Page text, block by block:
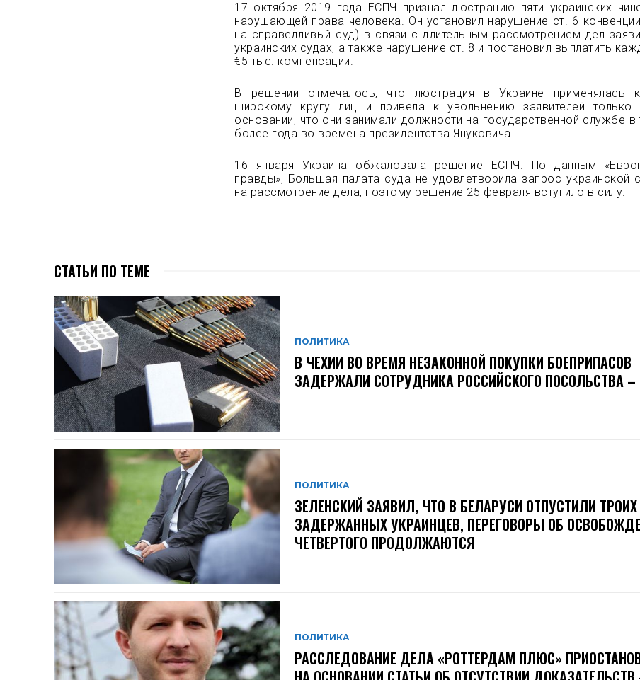
17 октября 2019 года ЕСПЧ признал люстрацию пяти украинских
нарушающей права человека. Он установил нарушение ст. 6
на справедливый суд) в связи с длительным рассмотрением дел
украинских судах, а также нарушение ст. 8 и постановил выплатить
€5 тыс. компенсации.
В решении отмечалось, что люстрация в Украине применялась
широкому кругу лиц и привела к увольнению заявителей
основании, что они занимали должности на государственной службе в
более года во времена президентства Януковича.
16 января Украина обжаловала решение ЕСПЧ. По данным
правды», Большая палата суда не удовлетворила запрос украинской
на рассмотрение дела, поэтому решение 25 февраля вступило в силу.
СТАТЬИ ПО ТЕМЕ
ПОЛИТИКА
В ЧЕХИИ ВО ВРЕМЯ НЕЗАКОННОЙ ПОКУПКИ БОЕПРИПАСОВ
ЗАДЕРЖАЛИ СОТРУДНИКА РОССИЙСКОГО ПОСОЛЬСТВА
ПОЛИТИКА
ЗЕЛЕНСКИЙ ЗАЯВИЛ, ЧТО В БЕЛАРУСИ ОТПУСТИЛИ ТРОИХ
ЗАДЕРЖАННЫХ УКРАИНЦЕВ, ПЕРЕГОВОРЫ ОБ
ЧЕТВЕРТОГО ПРОДОЛЖАЮТСЯ
ПОЛИТИКА
РАССЛЕДОВАНИЕ ДЕЛА «РОТТЕРДАМ ПЛЮС»